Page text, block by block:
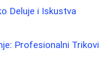
Deluje i Iskustva
Profesionalni Trikovi